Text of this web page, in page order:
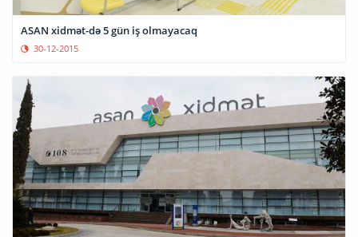
ASAN xidmət-də 5 gün iş olmayacaq
30-12-2015